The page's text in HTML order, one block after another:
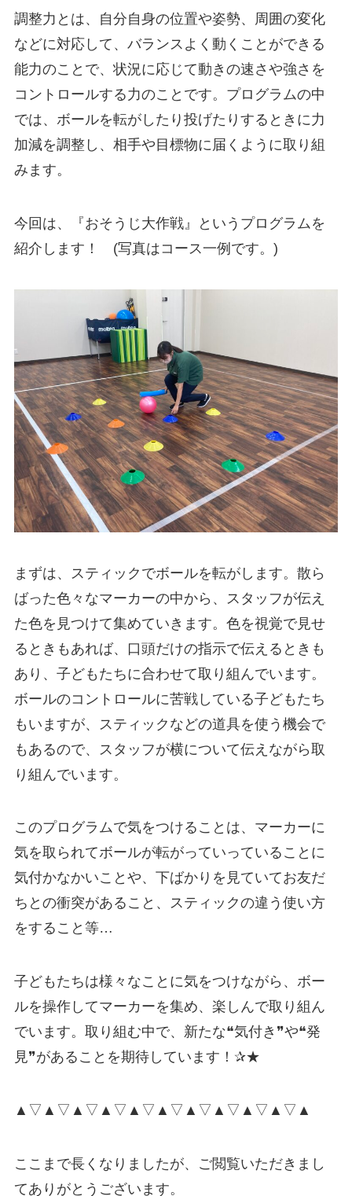
調整力とは、自分自身の位置や姿勢、周囲の変化
などに対応して、バランスよく動くことができる
能力のことで、状況に応じて動きの速さや強さを
コントロールする力のことです。プログラムの中
では、ボールを転がしたり投げたりするときに力
加減を調整し、相手や目標物に届くように取り組
みます。
今回は、『おそうじ大作戦』というプログラムを
紹介します！ (写真はコース一例です。)
まずは、スティックでボールを転がします。散ら
ばった色々なマーカーの中から、スタッフが伝え
た色を見つけて集めていきます。色を視覚で見せ
るときもあれば、口頭だけの指示で伝えるときも
あり、子どもたちに合わせて取り組んでいます。
ボールのコントロールに苦戦している子どもたち
もいますが、スティックなどの道具を使う機会で
もあるので、スタッフが横について伝えながら取
り組んでいます。
このプログラムで気をつけることは、マーカーに
気を取られてボールが転がっていっていることに
気付かなかいことや、下ばかりを見ていてお友だ
ちとの衝突があること、スティックの違う使い方
をすること等…
子どもたちは様々なことに気をつけながら、ボー
ルを操作してマーカーを集め、楽しんで取り組ん
でいます。取り組む中で、新たな❝気付き❞や❝発
見❞があることを期待しています！✰★
▲▽▲▽▲▽▲▽▲▽▲▽▲▽▲▽▲▽▲▽▲
ここまで長くなりましたが、ご閲覧いただきまし
てありがとうございます。